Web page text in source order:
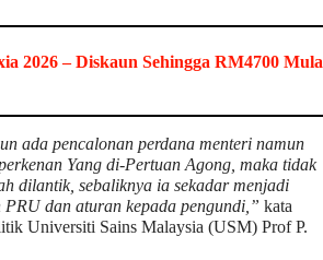
2026 – Diskaun Sehingga RM4700
ada pencalonan perdana menteri namun
Yang di-Pertuan Agong, maka tidak
dilantik, sebaliknya ia sekadar menjadi
dan aturan kepada pengundi,” kata
Universiti Sains Malaysia (USM) Prof P.